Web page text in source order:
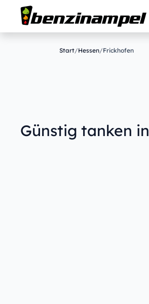
Start/Hessen/Frickhofen
Günstig tanken